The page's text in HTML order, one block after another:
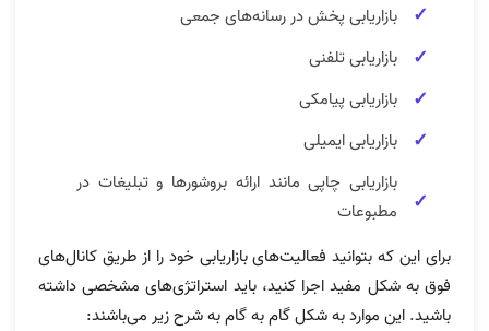
بازاریابی پخش در رسانه‌های جمعی
بازاریابی تلفنی
بازاریابی پیامکی
بازاریابی ایمیلی
بازاریابی چاپی مانند ارائه بروشورها و تبلیغات در
مطبوعات
برای این که بتوانید فعالیت‌های بازاریابی خود را از طریق کانال‌های
فوق به شکل مفید اجرا کنید، باید استراتژی‌های مشخصی داشته
باشید. این موارد به شکل گام به گام به شرح زیر می‌باشند: